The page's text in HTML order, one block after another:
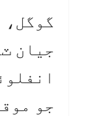
گوگل،
جيان
جو